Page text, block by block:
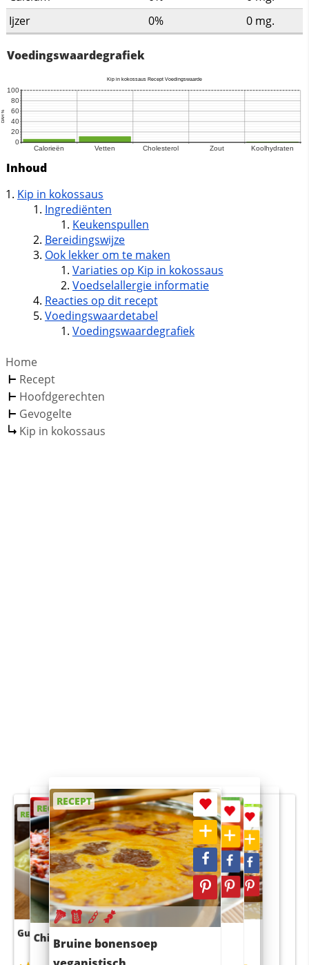
Ijzer
0% 0 mg.
Voedingswaardegrafiek
Inhoud
Kip in kokossaus
Ingrediënten
Keukenspullen
Bereidingswijze
Ook lekker om te maken
Variaties op Kip in kokossaus
Voedselallergie informatie
Reacties op dit recept
Voedingswaardetabel
Voedingswaardegrafiek
Home
Recept
Hoofdgerechten
Gevogelte
Kip in kokossaus
RECEPT
Guacamole
RECEPT
Chili con carne
RECEPT
Bruine bonensoep
RECEPT
Sushi rijstsalade
maaltijdsalade
RECEPT